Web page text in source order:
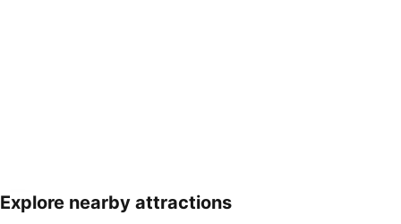
展開地圖
Explore nearby attractions